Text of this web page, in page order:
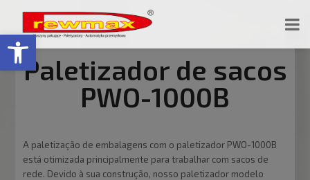
Open toolbar
Paletizador de sacos
PWO-1000B
A paletização de embalagens com o paletizador PWO-1000B
está otimizada principalmente para trabalhar com sacos de
rede. Devido à sua construção, nosso paletizador modelo